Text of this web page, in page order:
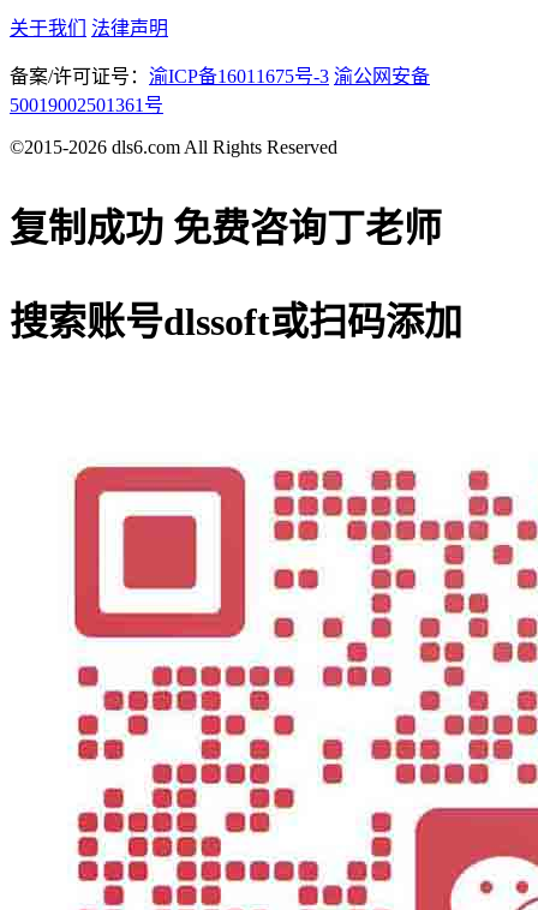
关于我们 法律声明
备案/许可证号： 渝ICP备16011675号-3 渝公网安备
50019002501361号
©2015-2026 dls6.com All Rights Reserved
复制成功 免费咨询丁老师
搜索账号dlssoft或扫码添加